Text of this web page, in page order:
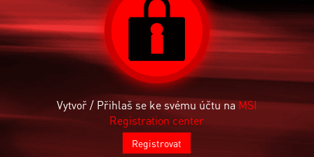
Vytvoř / Přihlaš se ke svému účtu naMSI
Registration center
Registrovat